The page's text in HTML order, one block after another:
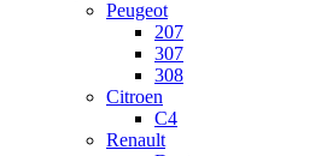
Peugeot
207
307
308
Citroen
C4
Renault